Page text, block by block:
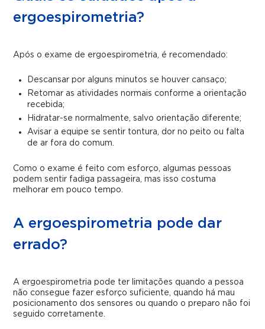
ergoespirometria?
Após o exame de ergoespirometria, é recomendado:
Descansar por alguns minutos se houver cansaço;
Retomar as atividades normais conforme a orientação
recebida;
Hidratar-se normalmente, salvo orientação diferente;
Avisar a equipe se sentir tontura, dor no peito ou falta
de ar fora do comum.
Como o exame é feito com esforço, algumas pessoas
podem sentir fadiga passageira, mas isso costuma
melhorar em pouco tempo.
A ergoespirometria pode dar
errado?
A ergoespirometria pode ter limitações quando a pessoa
não consegue fazer esforço suficiente, quando há mau
posicionamento dos sensores ou quando o preparo não foi
seguido corretamente.